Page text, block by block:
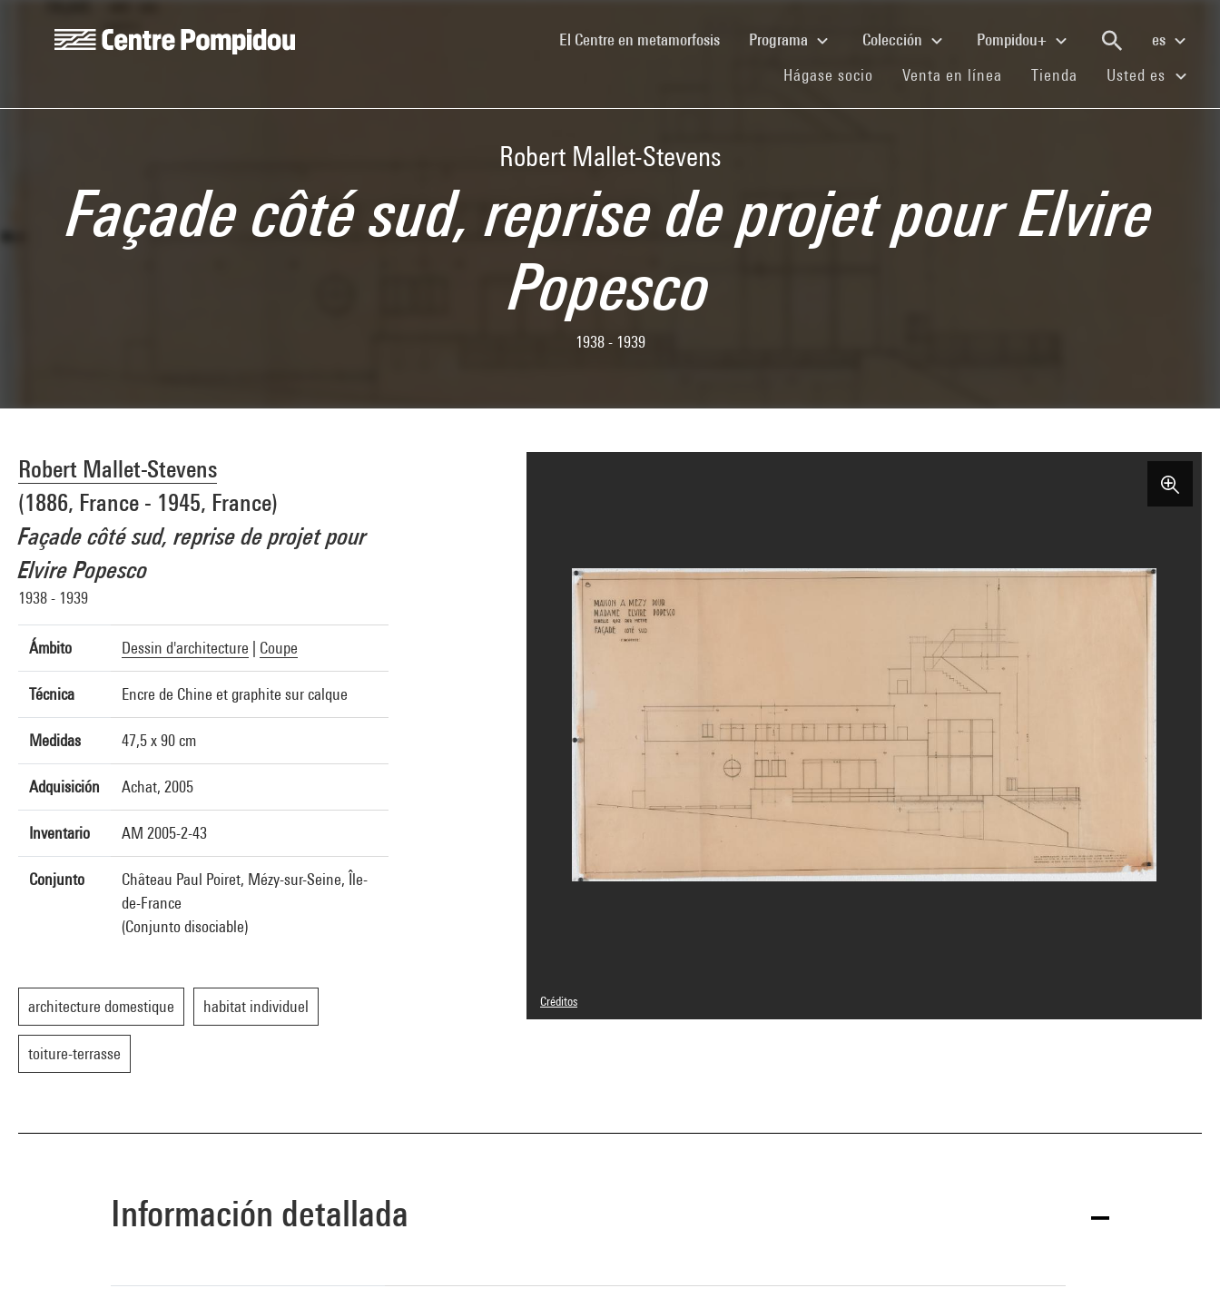
El Centre en metamorfosis(current)Programa Colección Pompidou+
es
Hágase socio (current)
Venta en línea (current)
Tienda (current)
Usted es
Robert Mallet-Stevens
Façade côté sud, reprise de projet pour Elvire
Popesco
1938 - 1939
Robert Mallet-Stevens
(1886, France - 1945, France)
Façade côté sud, reprise de projet pour
Elvire Popesco
1938 - 1939
Ámbito Dessin d'architecture Coupe
Técnica Encre de Chine et graphite sur calque
Medidas 47,5 x 90 cm
Adquisición Achat, 2005
Inventario AM 2005-2-43
Conjunto
Château Paul Poiret, Mézy-sur-Seine, Île-
de-France
(Conjunto disociable)
architecture domestique habitat individuel
toiture-terrasse
Créditos
Domaine public
Información detallada